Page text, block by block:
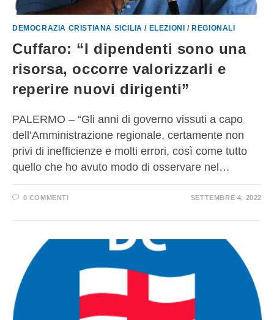
DEMOCRAZIA CRISTIANA SICILIA / ELEZIONI / REGIONALI
Cuffaro: “I dipendenti sono una
risorsa, occorre valorizzarli e
reperire nuovi dirigenti”
PALERMO – “Gli anni di governo vissuti a capo
dell’Amministrazione regionale, certamente non
privi di inefficienze e molti errori, così come tutto
quello che ho avuto modo di osservare nel…
0 COMMENTI SETTEMBRE 4, 2022